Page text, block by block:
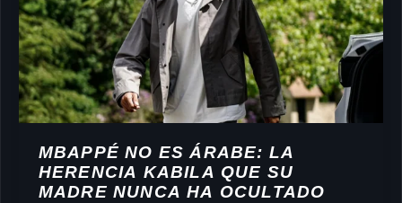
MBAPPÉ NO ES ÁRABE: LA
HERENCIA KABILA QUE SU
MADRE NUNCA HA OCULTADO